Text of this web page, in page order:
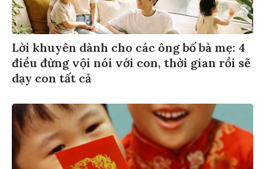
Lời khuyên dành cho các ông bố bà mẹ: 4
điều đừng vội nói với con, thời gian rồi sẽ
dạy con tất cả